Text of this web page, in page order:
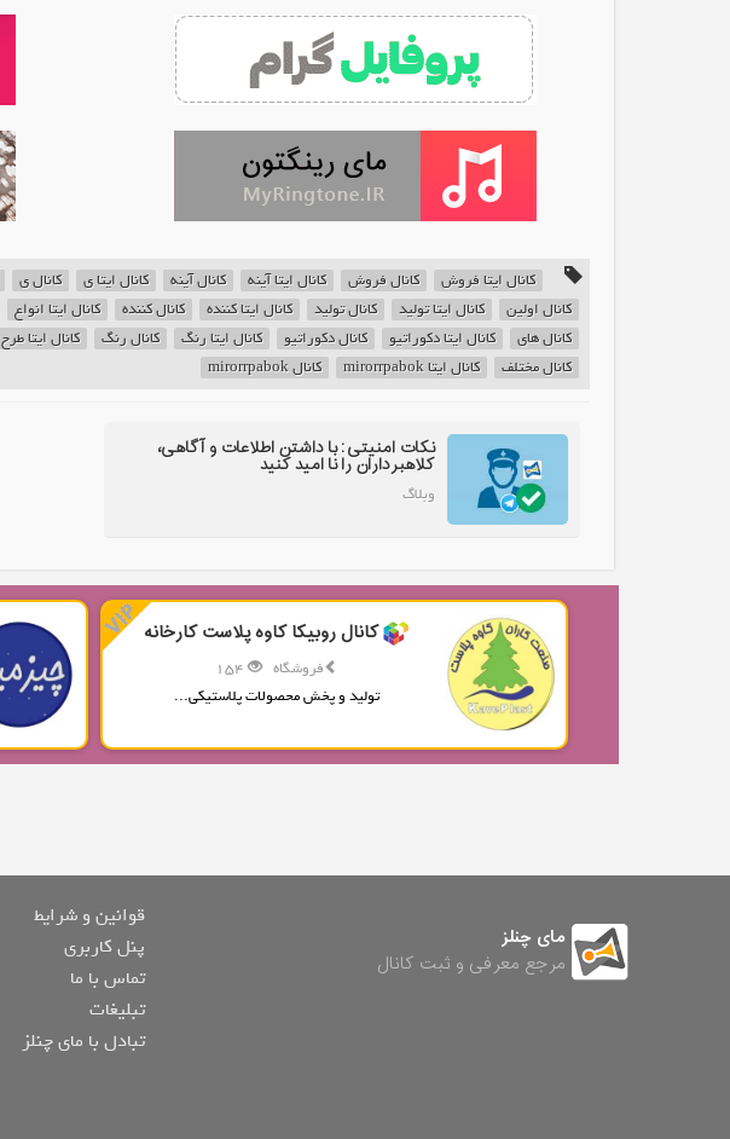
کانال ایتا فروش کانال فروش کانال ایتا آینه کانال آینه کانال ایتا ی کانال ی
کانال اولین
کانال ایتا تولید کانال تولید کانال ایتا کننده کانال کننده کانال ایتا انواع
کانال های
کانال ایتا دکوراتیو کانال دکوراتیو کانال ایتا رنگ کانال رنگ کانال ایتا طرح
کانال مختلف
کانال ایتا mirorrpabok کانال mirorrpabok
نکات امنیتی: با داشتن اطلاعات و آگاهی،
کلاهبرداران را نا امید کنید
وبلاگ
کانال روبیکا کاوه پلاست کارخانه
فروشگاه
تولید و پخش محصولات پلاستیکی...
مای چنلز
مرجع معرفی و ثبت کانال
قوانین و شرایط
پنل کاربری
تماس با ما
تبلیغات
تبادل با مای چنلز